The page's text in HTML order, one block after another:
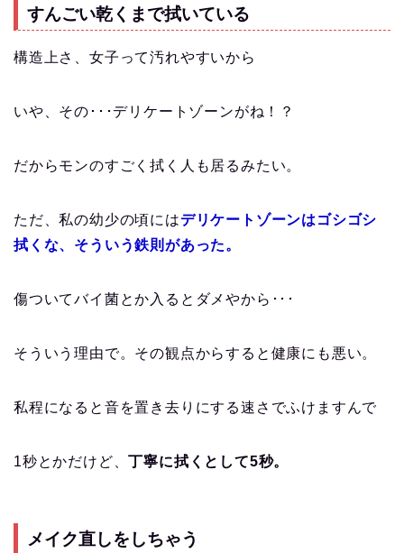
すんごい乾くまで拭いている
構造上さ、女子って汚れやすいから
いや、その･･･デリケートゾーンがね！？
だからモンのすごく拭く人も居るみたい。
ただ、私の幼少の頃にはデリケートゾーンはゴシゴシ
拭くな、そういう鉄則があった。
傷ついてバイ菌とか入るとダメやから･･･
そういう理由で。その観点からすると健康にも悪い。
私程になると音を置き去りにする速さでふけますんで
1秒とかだけど、丁寧に拭くとして5秒。
メイク直しをしちゃう